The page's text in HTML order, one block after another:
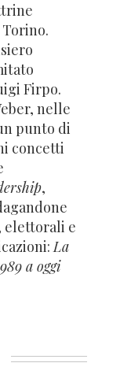
Firpo.
nelle
punto di
concetti
,
elettorali e
La
a oggi